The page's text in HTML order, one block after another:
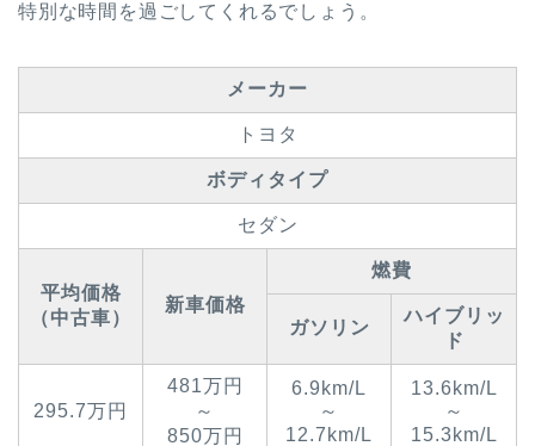
特別な時間を過ごしてくれるでしょう。
メーカー
トヨタ
ボディタイプ
セダン
平均価格
（中古車）
新車価格
燃費
ガソリン
ハイブリッ
ド
295.7万円
481万円
～
850万円
6.9km/L
～
12.7km/L
13.6km/L
～
15.3km/L